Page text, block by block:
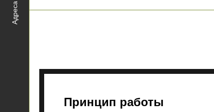
Адреса
Принцип работы